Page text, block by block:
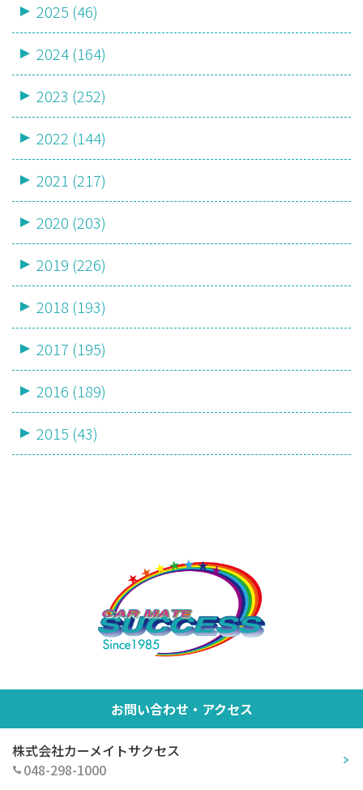
2025 (46)
2024 (164)
2023 (252)
2022 (144)
2021 (217)
2020 (203)
2019 (226)
2018 (193)
2017 (195)
2016 (189)
2015 (43)
お問い合わせ・アクセス
株式会社カーメイトサクセス
048-298-1000